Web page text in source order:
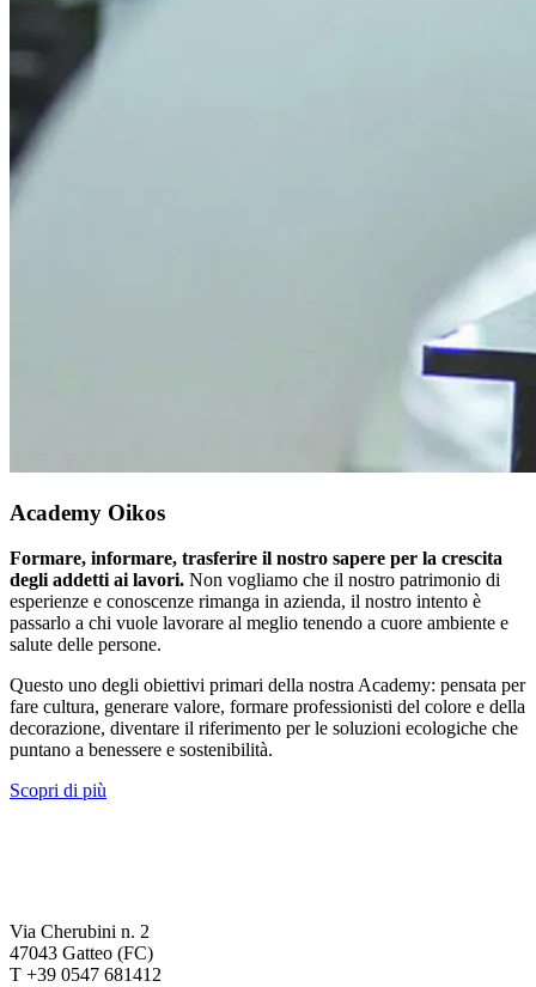
Academy Oikos
Formare, informare, trasferire il nostro sapere per la crescita
degli addetti ai lavori. Non vogliamo che il nostro patrimonio di
esperienze e conoscenze rimanga in azienda, il nostro intento è
passarlo a chi vuole lavorare al meglio tenendo a cuore ambiente e
salute delle persone.
Questo uno degli obiettivi primari della nostra Academy: pensata per
fare cultura, generare valore, formare professionisti del colore e della
decorazione, diventare il riferimento per le soluzioni ecologiche che
puntano a benessere e sostenibilità.
Scopri di più
Via Cherubini n. 2
47043 Gatteo (FC)
T +39 0547 681412